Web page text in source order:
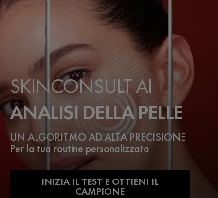
SKINCONSULT AI
ANALISI DELLA PELLE
UN ALGORITMO AD ALTA PRECISIONE
Per la tua routine personalizzata
INIZIA IL TEST E OTTIENI IL
CAMPIONE